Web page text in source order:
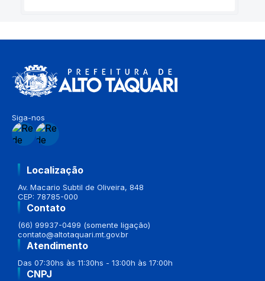
Siga-nos
Localização
Av. Macario Subtil de Oliveira, 848
CEP: 78785-000
Contato
(66) 99937-0499 (somente ligação)
contato@altotaquari.mt.gov.br
Atendimento
Das 07:30hs às 11:30hs - 13:00h às 17:00h
CNPJ